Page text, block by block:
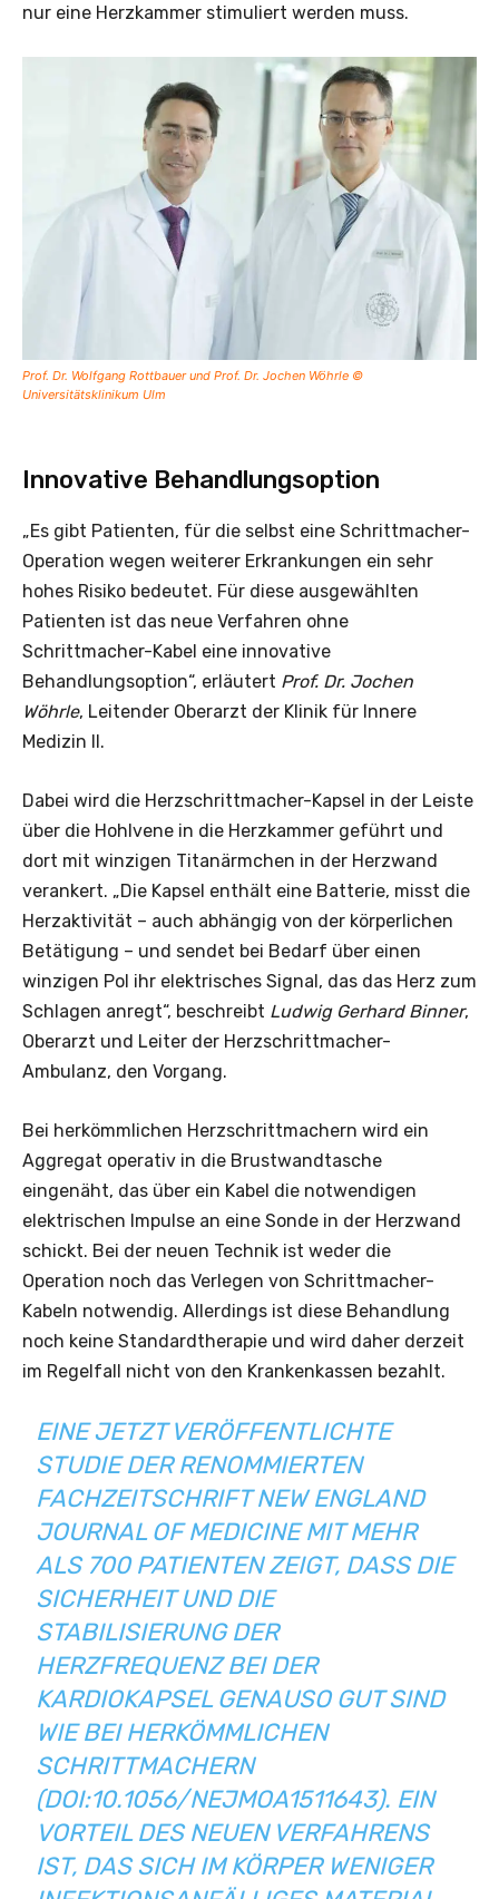
nur eine Herzkammer stimuliert werden muss.
Prof. Dr. Wolfgang Rottbauer und Prof. Dr. Jochen Wöhrle ©
Universitätsklinikum Ulm
Innovative Behandlungsoption
„Es gibt Patienten, für die selbst eine Schrittmacher-
Operation wegen weiterer Erkrankungen ein sehr
hohes Risiko bedeutet. Für diese ausgewählten
Patienten ist das neue Verfahren ohne
Schrittmacher-Kabel eine innovative
Behandlungsoption“, erläutert Prof. Dr. Jochen
Wöhrle, Leitender Oberarzt der Klinik für Innere
Medizin II.
Dabei wird die Herzschrittmacher-Kapsel in der Leiste
über die Hohlvene in die Herzkammer geführt und
dort mit winzigen Titanärmchen in der Herzwand
verankert. „Die Kapsel enthält eine Batterie, misst die
Herzaktivität – auch abhängig von der körperlichen
Betätigung – und sendet bei Bedarf über einen
winzigen Pol ihr elektrisches Signal, das das Herz zum
Schlagen anregt“, beschreibt Ludwig Gerhard Binner,
Oberarzt und Leiter der Herzschrittmacher-
Ambulanz, den Vorgang.
Bei herkömmlichen Herzschrittmachern wird ein
Aggregat operativ in die Brustwandtasche
eingenäht, das über ein Kabel die notwendigen
elektrischen Impulse an eine Sonde in der Herzwand
schickt. Bei der neuen Technik ist weder die
Operation noch das Verlegen von Schrittmacher-
Kabeln notwendig. Allerdings ist diese Behandlung
noch keine Standardtherapie und wird daher derzeit
im Regelfall nicht von den Krankenkassen bezahlt.
EINE JETZT VERÖFFENTLICHTE
STUDIE DER RENOMMIERTEN
FACHZEITSCHRIFTNEW ENGLAND
JOURNAL OF MEDICINEMIT MEHR
ALS 700 PATIENTEN ZEIGT, DASS DIE
SICHERHEIT UND DIE
STABILISIERUNG DER
HERZFREQUENZ BEI DER
KARDIOKAPSEL GENAUSO GUT SIND
WIE BEI HERKÖMMLICHEN
SCHRITTMACHERN
(DOI:10.1056/NEJMOA1511643). EIN
VORTEIL DES NEUEN VERFAHRENS
IST, DAS SICH IM KÖRPER WENIGER